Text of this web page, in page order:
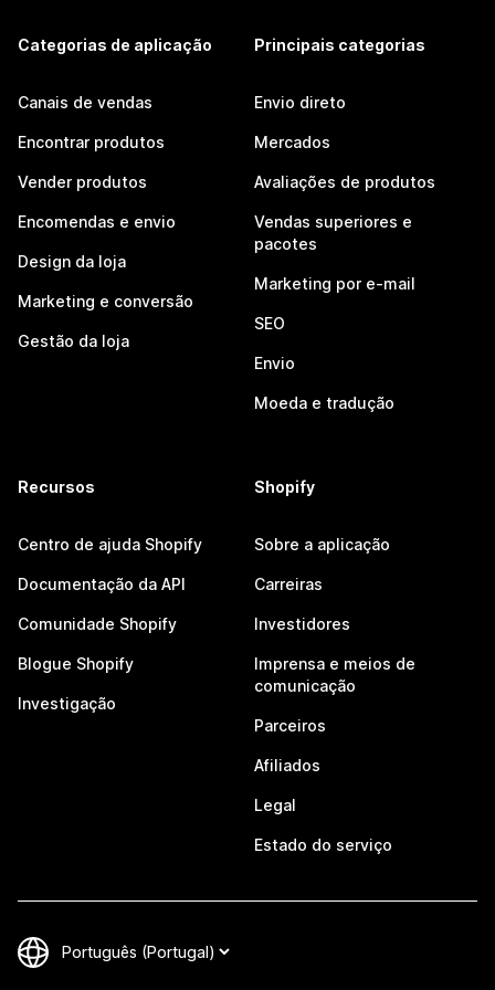
Categorias de aplicação
Canais de vendas
Encontrar produtos
Vender produtos
Encomendas e envio
Design da loja
Marketing e conversão
Gestão da loja
Principais categorias
Envio direto
Mercados
Avaliações de produtos
Vendas superiores e
pacotes
Marketing por e-mail
SEO
Envio
Moeda e tradução
Recursos
Centro de ajuda Shopify
Documentação da API
Comunidade Shopify
Blogue Shopify
Investigação
Shopify
Sobre a aplicação
Carreiras
Investidores
Imprensa e meios de
comunicação
Parceiros
Afiliados
Legal
Estado do serviço